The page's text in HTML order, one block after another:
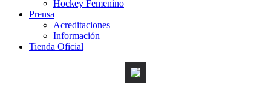
Hockey Femenino
Prensa
Acreditaciones
Información
Tienda Oficial